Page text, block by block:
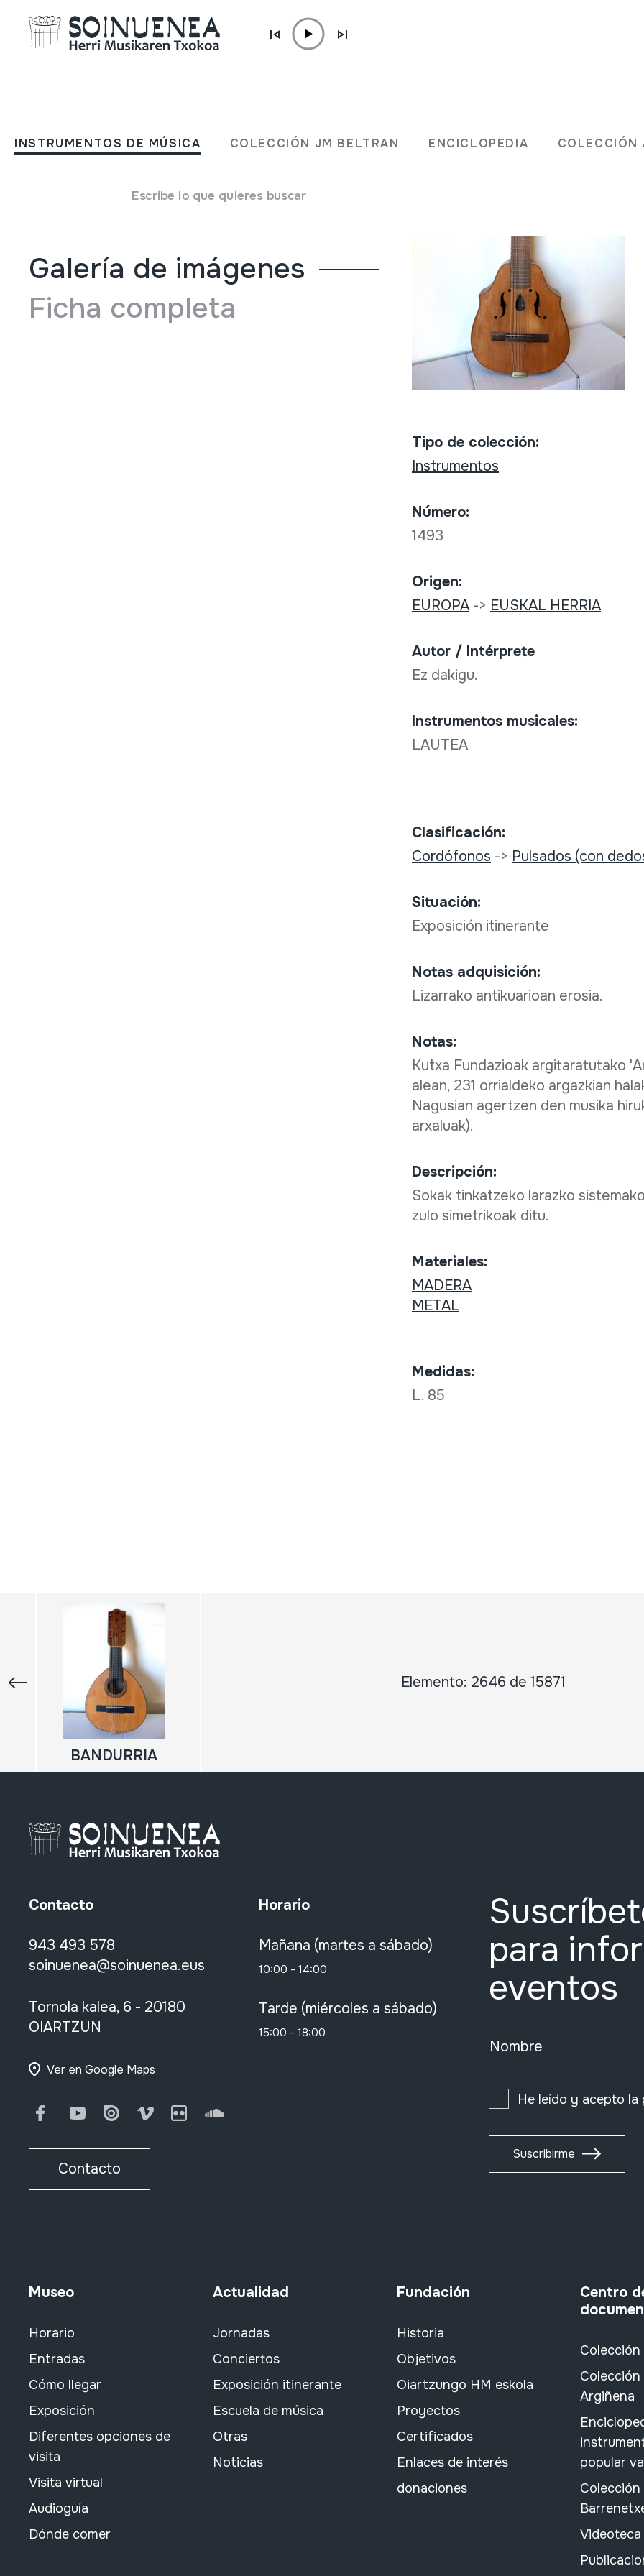
INSTRUMENTOS DE MÚSICA COLECCIÓN JM BELTRAN ENCICLOPEDIA COLECCIÓN
Escribe lo que quieres buscar
LAUTEA
Tipo de Instrumento de música
Galería de imágenes
Ficha completa
Tipo de colección:
Instrumentos
Número:
1493
Origen:
EUROPA-> EUSKAL HERRIA
Autor / Intérprete
Ez dakigu.
Instrumentos musicales:
LAUTEA
Clasificación:
Cordófonos -> Pulsados (con
Situación:
Exposición itinerante
Notas adquisición:
Lizarrako antikuarioan erosia.
Notas:
Kutxa Fundazioak argitaratutako
alean, 231 orrialdeko argazkian
Nagusian agertzen den musika
arxaluak).
Descripción:
Sokak tinkatzeko larazko
zulo simetrikoak ditu.
Materiales:
MADERA
METAL
Medidas:
L. 85
Elemento: 2646 de 15871
BANDURRIA
Contacto
943 493 578
soinuenea@soinuenea.eus
Tornola kalea, 6 - 20180
OIARTZUN
Ver en Google Maps
FacebookYoutubeIssuu Vimeo FlickrSoundCloud
Contacto
Horario
Mañana (martes a sábado)
10:00 - 14:00
Tarde (miércoles a sábado)
15:00 - 18:00
para
eventos
Nombre
He leído y acepto la
Suscribirme
Museo
Horario
Entradas
Cómo llegar
Exposición
Diferentes opciones de
visita
Visita virtual
Audioguía
Dónde comer
Actualidad
Jornadas
Conciertos
Exposición itinerante
Escuela de música
Otras
Noticias
Fundación
Historia
Objetivos
Oiartzungo HM eskola
Proyectos
Certificados
Enlaces de interés
donaciones
Centro
Argiñena
popular
Videoteca